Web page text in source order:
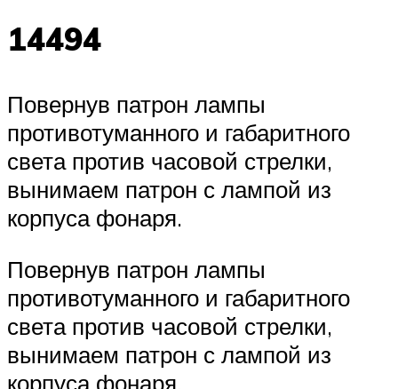
14494
Повернув патрон лампы
противотуманного и габаритного
света против часовой стрелки,
вынимаем патрон с лампой из
корпуса фонаря.
Повернув патрон лампы
противотуманного и габаритного
света против часовой стрелки,
вынимаем патрон с лампой из
корпуса фонаря.